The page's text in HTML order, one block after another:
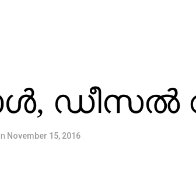
ഡീസല്‍
November 15, 2016